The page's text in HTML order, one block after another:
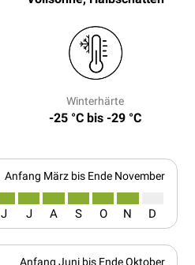
Winterhärte
-25 °C bis -29 °C
Anfang März bis Ende November
J J A S O N D
Anfang Juni bis Ende Oktober